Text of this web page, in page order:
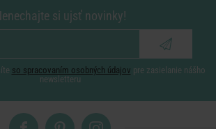
si ujsť novinky!
so spracovaním osobných údajov pre zasielanie nášho
newsletteru